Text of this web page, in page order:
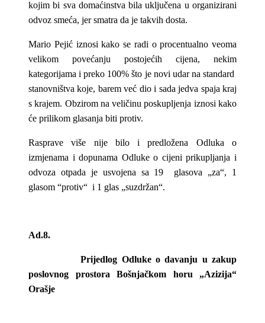
kojim bi sva domaćinstva bila uključena u organizirani
odvoz smeća, jer smatra da je takvih dosta.
Mario Pejić iznosi kako se radi o procentualno veoma
velikom povećanju postojećih cijena, nekim
kategorijama i preko 100% što je novi udar na standard
stanovništva koje, barem već dio i sada jedva spaja kraj
s krajem. Obzirom na veličinu poskupljenja iznosi kako
će prilikom glasanja biti protiv.
Rasprave više nije bilo i predložena Odluka o
izmjenama i dopunama Odluke o cijeni prikupljanja i
odvoza otpada je usvojena sa 19 glasova „za“, 1
glasom “protiv“ i 1 glas „suzdržan“.
Ad.8.
Prijedlog Odluke o davanju u zakup
poslovnog prostora Bošnjačkom horu „Azizija“
Orašje